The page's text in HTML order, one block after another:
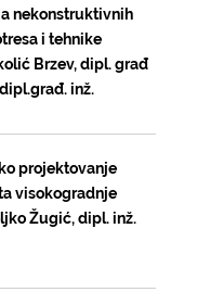
nekonstruktivnih
i tehnike
Brzev, dipl. građ
inž.
projektovanje
visokogradnje
Žugić, dipl. inž.